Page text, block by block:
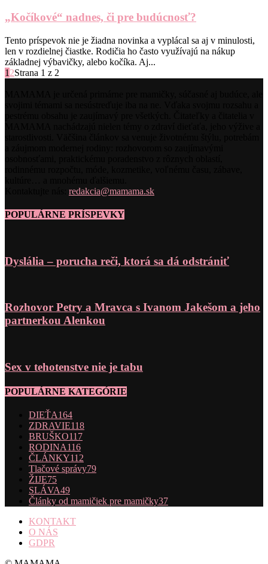
„Kočíkové“ nadnes, či pre budúcnosť?
Tento príspevok nie je žiadna novinka a vyplácal sa aj v minulosti,
len v rozdielnej čiastke. Rodičia ho často využívajú na nákup
základnej výbavičky, alebo kočíka. Aj...
1 2Strana 1 z 2
redakcia@mamama.sk
POPULÁRNE PRÍSPEVKY
Dyslália – porucha reči, ktorá sa dá odstrániť
Rozhovor Petry a Mravca s Ivanom Jakešom a jeho
partnerkou Alenkou
Sex v tehotenstve nie je tabu
POPULÁRNE KATEGÓRIE
DIEŤA164
ZDRAVIE118
BRUŠKO117
RODINA116
ČLÁNKY112
Tlačové správy79
ŽIJE75
SLÁVA49
Články od mamičiek pre mamičky37
KONTAKT
O NÁS
GDPR